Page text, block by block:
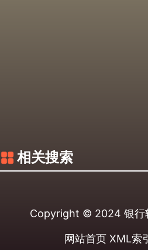
相关搜索
Copyright © 2024 银行
网站首页 XML索引